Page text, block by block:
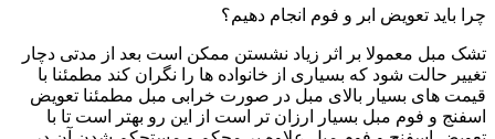
چرا باید تعویض ابر و فوم انجام دهیم؟
تشک مبل معمولا بر اثر زیاد نشستن ممکن است بعد از مدتی دچار
تغییر حالت شود که بسیاری از خانواده ها را نگران کند مطمئنا با
قیمت های بسیار بالای مبل در صورت خرابی مبل مطمئنا تعویض
اسفنج و فوم مبل بسیار ارزان تر است از این رو بهتر است تا با